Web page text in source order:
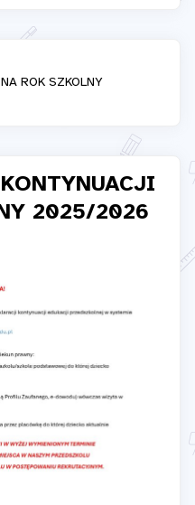
ROK SZKOLNY
2025/2026